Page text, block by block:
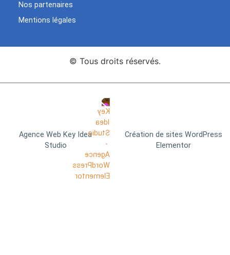
Nos partenaires
Mentions légales
© Tous droits réservés.
Agence Web Key Idea
Studio
Création de sites WordPress
Elementor